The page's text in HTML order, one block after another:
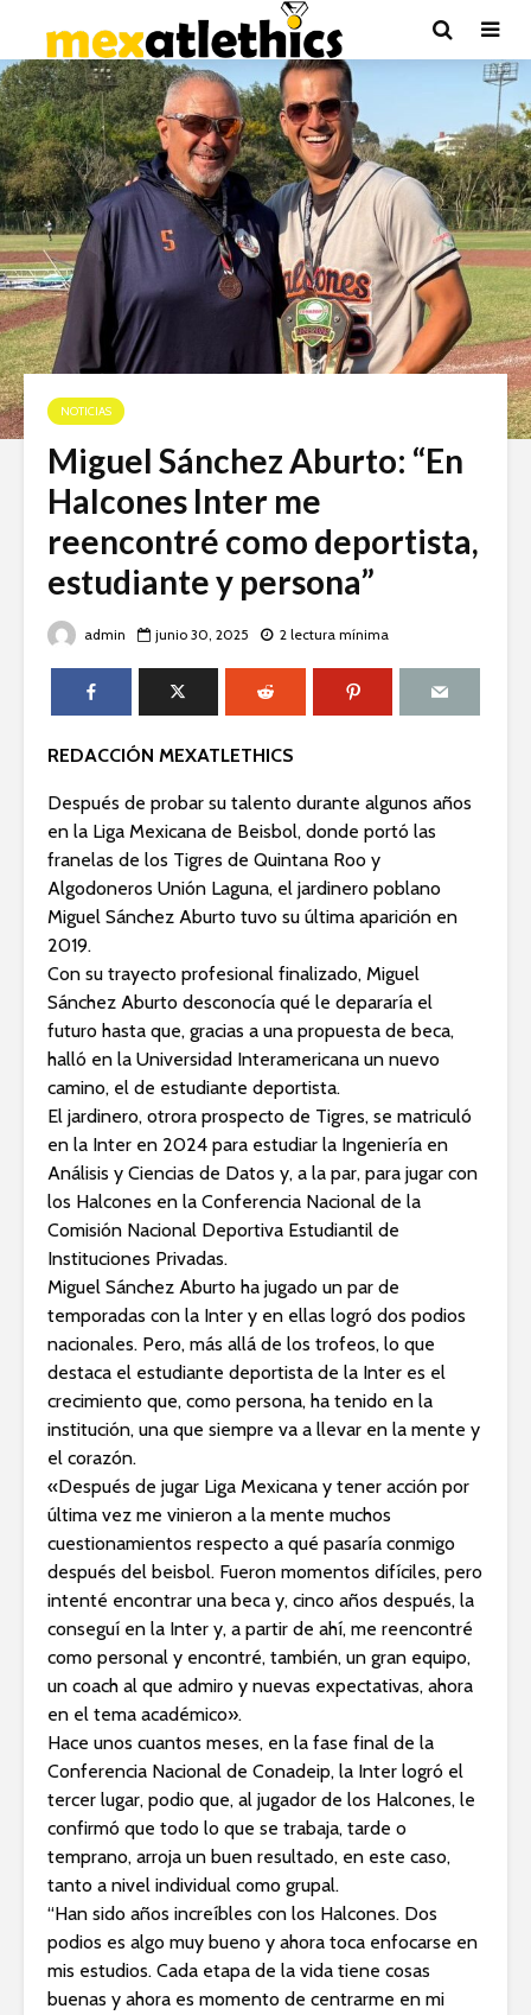
NOTICIAS
Miguel Sánchez Aburto: “En
Halcones Inter me
reencontré como deportista,
estudiante y persona”
admin junio 30, 2025 2 lectura mínima
REDACCIÓN MEXATLETHICS
Después de probar su talento durante algunos años
en la Liga Mexicana de Beisbol, donde portó las
franelas de los Tigres de Quintana Roo y
Algodoneros Unión Laguna, el jardinero poblano
Miguel Sánchez Aburto tuvo su última aparición en
2019.
Con su trayecto profesional finalizado, Miguel
Sánchez Aburto desconocía qué le depararía el
futuro hasta que, gracias a una propuesta de beca,
halló en la Universidad Interamericana un nuevo
camino, el de estudiante deportista.
El jardinero, otrora prospecto de Tigres, se matriculó
en la Inter en 2024 para estudiar la Ingeniería en
Análisis y Ciencias de Datos y, a la par, para jugar con
los Halcones en la Conferencia Nacional de la
Comisión Nacional Deportiva Estudiantil de
Instituciones Privadas.
Miguel Sánchez Aburto ha jugado un par de
temporadas con la Inter y en ellas logró dos podios
nacionales. Pero, más allá de los trofeos, lo que
destaca el estudiante deportista de la Inter es el
crecimiento que, como persona, ha tenido en la
institución, una que siempre va a llevar en la mente y
el corazón.
«Después de jugar Liga Mexicana y tener acción por
última vez me vinieron a la mente muchos
cuestionamientos respecto a qué pasaría conmigo
después del beisbol. Fueron momentos difíciles, pero
intenté encontrar una beca y, cinco años después, la
conseguí en la Inter y, a partir de ahí, me reencontré
como personal y encontré, también, un gran equipo,
un coach al que admiro y nuevas expectativas, ahora
en el tema académico».
Hace unos cuantos meses, en la fase final de la
Conferencia Nacional de Conadeip, la Inter logró el
tercer lugar, podio que, al jugador de los Halcones, le
confirmó que todo lo que se trabaja, tarde o
temprano, arroja un buen resultado, en este caso,
tanto a nivel individual como grupal.
“Han sido años increíbles con los Halcones. Dos
podios es algo muy bueno y ahora toca enfocarse en
mis estudios. Cada etapa de la vida tiene cosas
buenas y ahora es momento de centrarme en mi